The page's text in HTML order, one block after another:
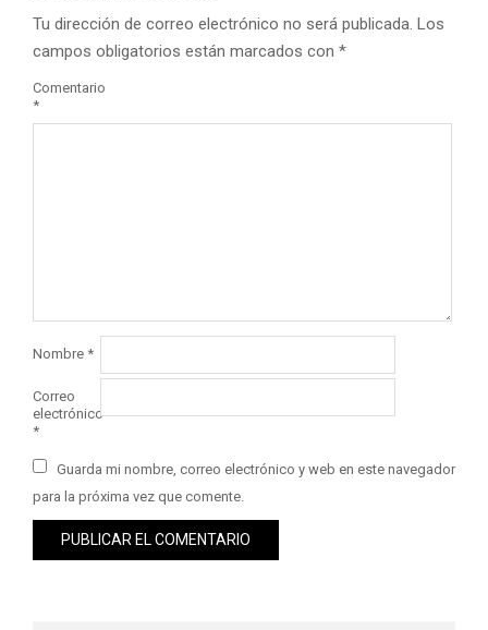
Tu dirección de correo electrónico no será publicada. Los
campos obligatorios están marcados con *
Comentario
*
Nombre *
Correo
electrónico
*
Guarda mi nombre, correo electrónico y web en este navegador
para la próxima vez que comente.